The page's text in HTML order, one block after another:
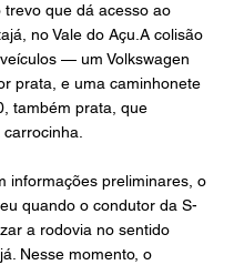
trevo que dá acesso ao
no Vale do Açu.A colisão
— um Volkswagen
prata, e uma caminhonete
também prata, que
informações preliminares, o
quando o condutor da S-
a rodovia no sentido
Nesse momento, o